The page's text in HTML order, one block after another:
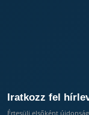
Iratkozz fel
Értesülj elsőként